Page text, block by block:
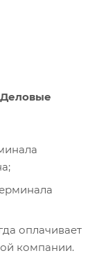
оплачивает
компании.